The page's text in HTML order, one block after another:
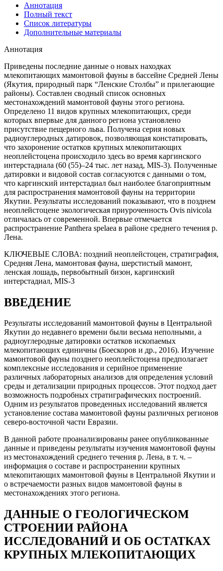
Аннотация
Полный текст
Список литературы
Дополнительные материалы
Аннотация
Приведены последние данные о новых находках
млекопитающих мамонтовой фауны в бассейне Средней Лены
(Якутия, природный парк “Ленские Столбы” и прилегающие
районы). Составлен сводный список основных
местонахождений мамонтовой фауны этого региона.
Определено 11 видов крупных млекопитающих, среди
которых впервые для данного региона установлено
присутствие пещерного льва. Получена серия новых
радиоуглеродных датировок, позволяющая констатировать,
что захоронение остатков крупных млекопитающих
неоплейстоцена происходило здесь во время каргинского
интерстадиала (60 (55)–24 тыс. лет назад, MIS-3). Полученные
датировки и видовой состав согласуются с данными о том,
что каргинский интерстадиал был наиболее благоприятным
для распространения мамонтовой фауны на территории
Якутии. Результаты исследований показывают, что в позднем
неоплейстоцене экологическая приуроченность Ovis nivicola
отличалась от современной. Впервые отмечается
распространение Panthera spelaea в районе среднего течения р.
Лена.
КЛЮЧЕВЫЕ СЛОВА: поздний неоплейстоцен, стратиграфия,
Средняя Лена, мамонтовая фауна, шерстистый мамонт,
ленская лошадь, первобытный бизон, каргинский
интерстадиал, MIS-3
ВВЕДЕНИЕ
Результаты исследований мамонтовой фауны в Центральной
Якутии до недавнего времени были весьма неполными, а
радиоуглеродные датировки остатков ископаемых
млекопитающих единичны (Боескоров и др., 2016). Изучение
мамонтовой фауны позднего неоплейстоцена предполагает
комплексные исследования и серийное применение
различных лабораторных анализов для определения условий
среды и детализации природных процессов. Этот подход дает
возможность подробных стратиграфических построений.
Одним из результатов проведенных исследований является
установление состава мамонтовой фауны различных регионов
северо-восточной части Евразии.
В данной работе проанализированы ранее опубликованные
данные и приведены результаты изучения мамонтовой фауны
из местонахождений среднего течения р. Лена, в т. ч. –
информация о составе и распространении крупных
млекопитающих мамонтовой фауны в Центральной Якутии и
о встречаемости разных видов мамонтовой фауны в
местонахождениях этого региона.
ДАННЫЕ О ГЕОЛОГИЧЕСКОМ
СТРОЕНИИ РАЙОНА
ИССЛЕДОВАНИЙ И ОБ ОСТАТКАХ
КРУПНЫХ МЛЕКОПИТАЮЩИХ